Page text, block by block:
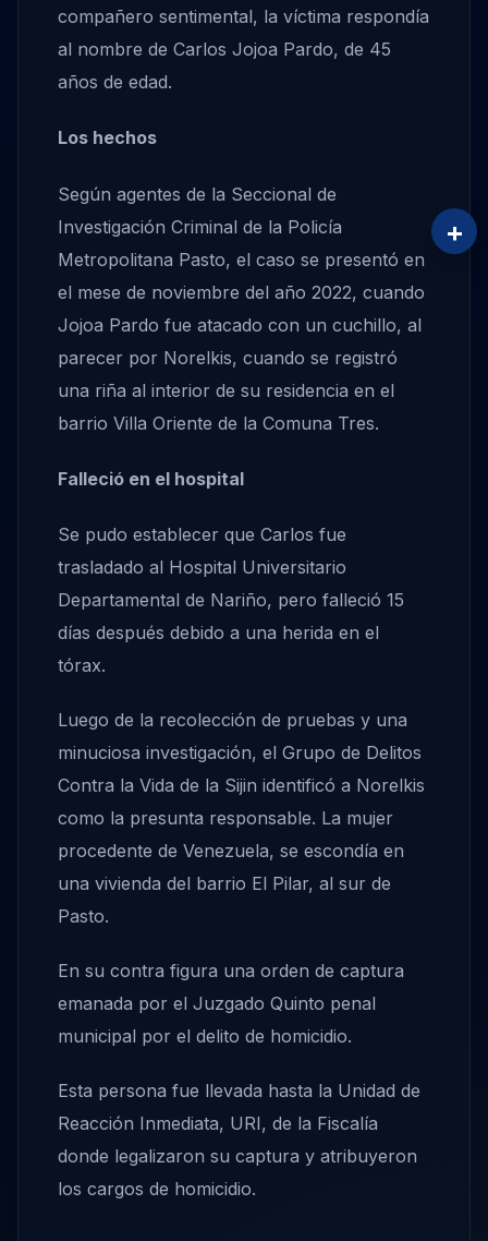
compañero sentimental, la víctima respondía
al nombre de Carlos Jojoa Pardo, de 45
años de edad.
Los hechos
Según agentes de la Seccional de
Investigación Criminal de la Policía
Metropolitana Pasto, el caso se presentó en
el mese de noviembre del año 2022, cuando
Jojoa Pardo fue atacado con un cuchillo, al
parecer por Norelkis, cuando se registró
una riña al interior de su residencia en el
barrio Villa Oriente de la Comuna Tres.
Falleció en el hospital
Se pudo establecer que Carlos fue
trasladado al Hospital Universitario
Departamental de Nariño, pero falleció 15
días después debido a una herida en el
tórax.
Luego de la recolección de pruebas y una
minuciosa investigación, el Grupo de Delitos
Contra la Vida de la Sijin identificó a Norelkis
como la presunta responsable. La mujer
procedente de Venezuela, se escondía en
una vivienda del barrio El Pilar, al sur de
Pasto.
En su contra figura una orden de captura
emanada por el Juzgado Quinto penal
municipal por el delito de homicidio.
Esta persona fue llevada hasta la Unidad de
Reacción Inmediata, URI, de la Fiscalía
donde legalizaron su captura y atribuyeron
los cargos de homicidio.
+